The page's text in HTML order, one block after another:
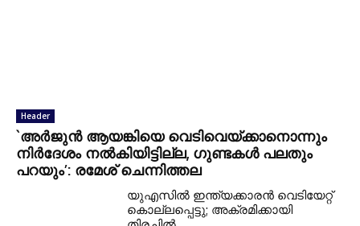
Header
`അര്‍ജുന്‍ ആയങ്കിയെ വെടിവെയ്ക്കാനൊന്നും
നിര്‍ദേശം നല്‍കിയിട്ടില്ല, ഗുണ്ടകള്‍ പലതും
പറയും’: രമേശ് ചെന്നിത്തല
യുഎസില്‍ ഇന്ത്യക്കാരന്‍ വെടിയേറ്റ്
കൊല്ലപ്പെട്ടു; അക്രമിക്കായി